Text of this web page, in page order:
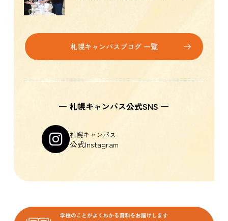
札幌キャンパスブログ 一覧
札幌キャンパス公式SNS
札幌キャンパス
公式Instagram